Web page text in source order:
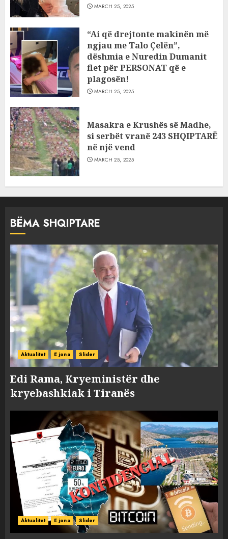
MARCH 25, 2025
“Ai që drejtonte makinën më
ngjau me Talo Çelën”,
dëshmia e Nuredin Dumanit
flet për PERSONAT që e
plagosën!
MARCH 25, 2025
Masakra e Krushës së Madhe,
si serbët vranë 243 SHQIPTARË
në një vend
MARCH 25, 2025
BËMA SHQIPTARE
Aktualitet E jona Slider
Edi Rama, Kryeministër dhe
kryebashkiak i Tiranës
Aktualitet E jona Slider